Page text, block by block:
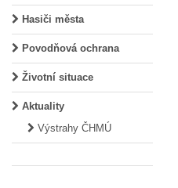
Hasiči města
Povodňová ochrana
Životní situace
Aktuality
Výstrahy ČHMÚ